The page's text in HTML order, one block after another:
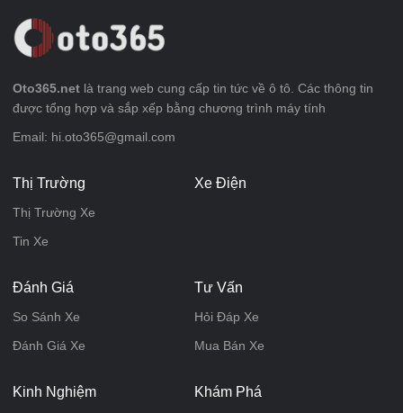
Oto365.net là trang web cung cấp tin tức về ô tô. Các thông tin
được tổng hợp và sắp xếp bằng chương trình máy tính
Email: hi.oto365@gmail.com
Thị Trường
Thị Trường Xe
Tin Xe
Xe Điện
Đánh Giá
So Sánh Xe
Đánh Giá Xe
Tư Vấn
Hỏi Đáp Xe
Mua Bán Xe
Kinh Nghiệm Khám Phá